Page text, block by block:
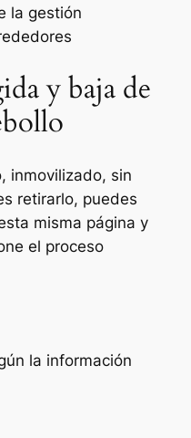
la gestión
y baja de
inmovilizado, sin
retirarlo, puedes
misma página y
el proceso
la información